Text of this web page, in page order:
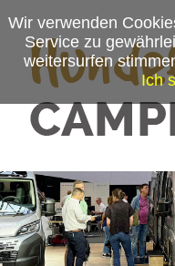
Wir verwenden
Service zu
weitersurfen
Ich